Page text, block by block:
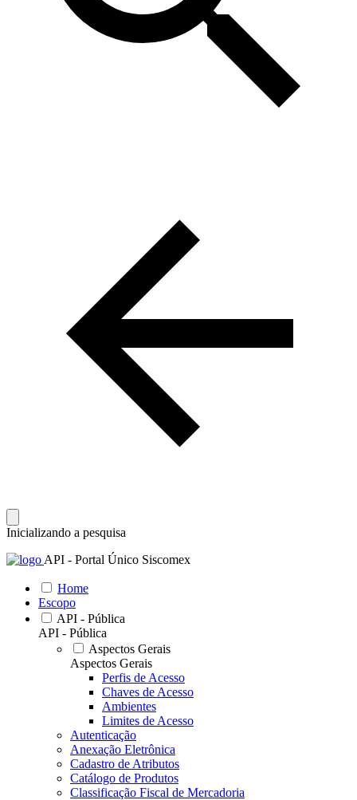
Inicializando a pesquisa
API - Portal Único Siscomex
Home
Escopo
API - Pública
API - Pública
Aspectos Gerais
Aspectos Gerais
Perfis de Acesso
Chaves de Acesso
Ambientes
Limites de Acesso
Autenticação
Anexação Eletrônica
Cadastro de Atributos
Catálogo de Produtos
Classificação Fiscal de Mercadoria